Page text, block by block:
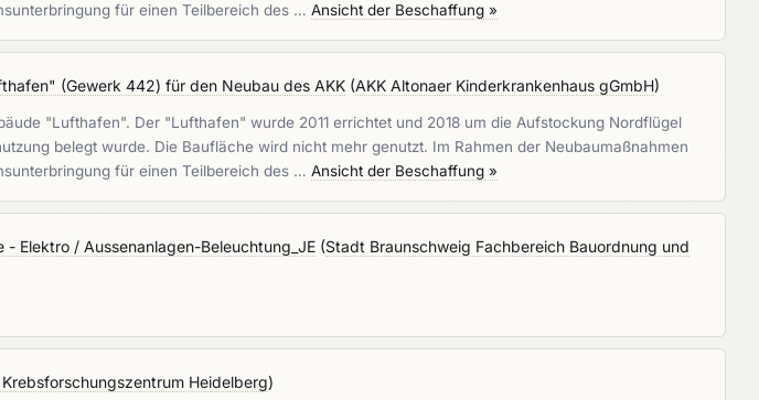
für einen Teilbereich des … Ansicht der Beschaffung »
(Gewerk 442) für den Neubau des AKK (AKK Altonaer Kinderkrankenhaus gGmbH)
"Lufthafen". Der "Lufthafen" wurde 2011 errichtet und 2018 um die Aufstockung Nordflügel
belegt wurde. Die Baufläche wird nicht mehr genutzt. Im Rahmen der Neubaumaßnahmen
für einen Teilbereich des … Ansicht der Beschaffung »
Elektro / Aussenanlagen-Beleuchtung_JE (Stadt Braunschweig Fachbereich Bauordnung und
Heidelberg)